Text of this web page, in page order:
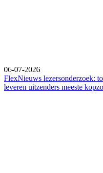
06-07-2026
FlexNieuws lezersonderzoek:
leveren uitzenders meeste